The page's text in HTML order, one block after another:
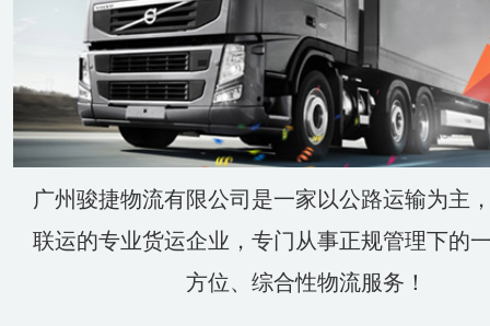
广州骏捷物流有限公司是一家以公路运输为主
联运的专业货运企业，专门从事正规管理下的
方位、综合性物流服务！